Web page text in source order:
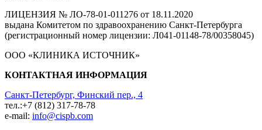
ЛИЦЕНЗИЯ № ЛО-78-01-011276 от 18.11.2020
выдана Комитетом по здравоохранению Санкт-Петербурга
(регистрационный номер лицензии: Л041-01148-78/00358045)
ООО «КЛИНИКА ИСТОЧНИК»
КОНТАКТНАЯ ИНФОРМАЦИЯ
Санкт-Петербург, Финский пер., 4
тел.:+7 (812) 317-78-78
e-mail: info@cispb.com